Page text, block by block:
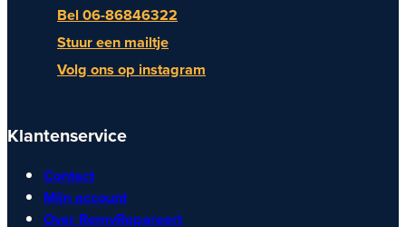
Bel 06-86846322
Stuur een mailtje
Volg ons op instagram
Klantenservice
Contact
Mijn account
Over RemyRepareert